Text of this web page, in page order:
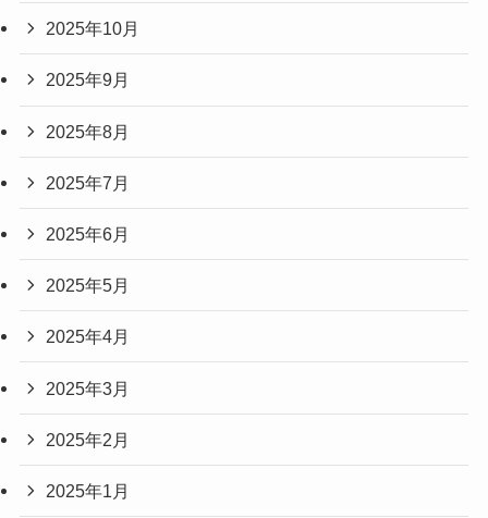
2025年10月
2025年9月
2025年8月
2025年7月
2025年6月
2025年5月
2025年4月
2025年3月
2025年2月
2025年1月